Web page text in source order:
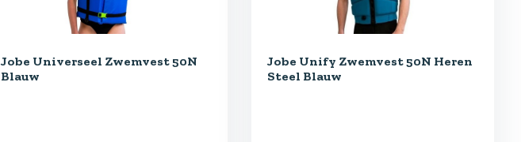
Jobe Universeel Zwemvest 50N
Blauw
Jobe Unify Zwemvest 50N Heren
Steel Blauw